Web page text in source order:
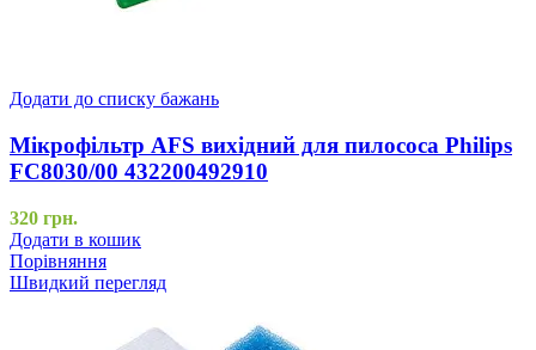
Додати до списку бажань
Мікрофільтр AFS вихідний для пилососа Philips
FC8030/00 432200492910
320 грн.
Додати в кошик
Порівняння
Швидкий перегляд